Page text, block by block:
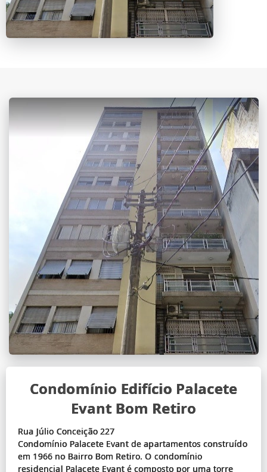
Condomínio Edifício Palacete
Evant Bom Retiro
Rua Júlio Conceição 227
Condomínio Palacete Evant de apartamentos construído
em 1966 no Bairro Bom Retiro. O condomínio
residencial Palacete Evant é composto por uma torre